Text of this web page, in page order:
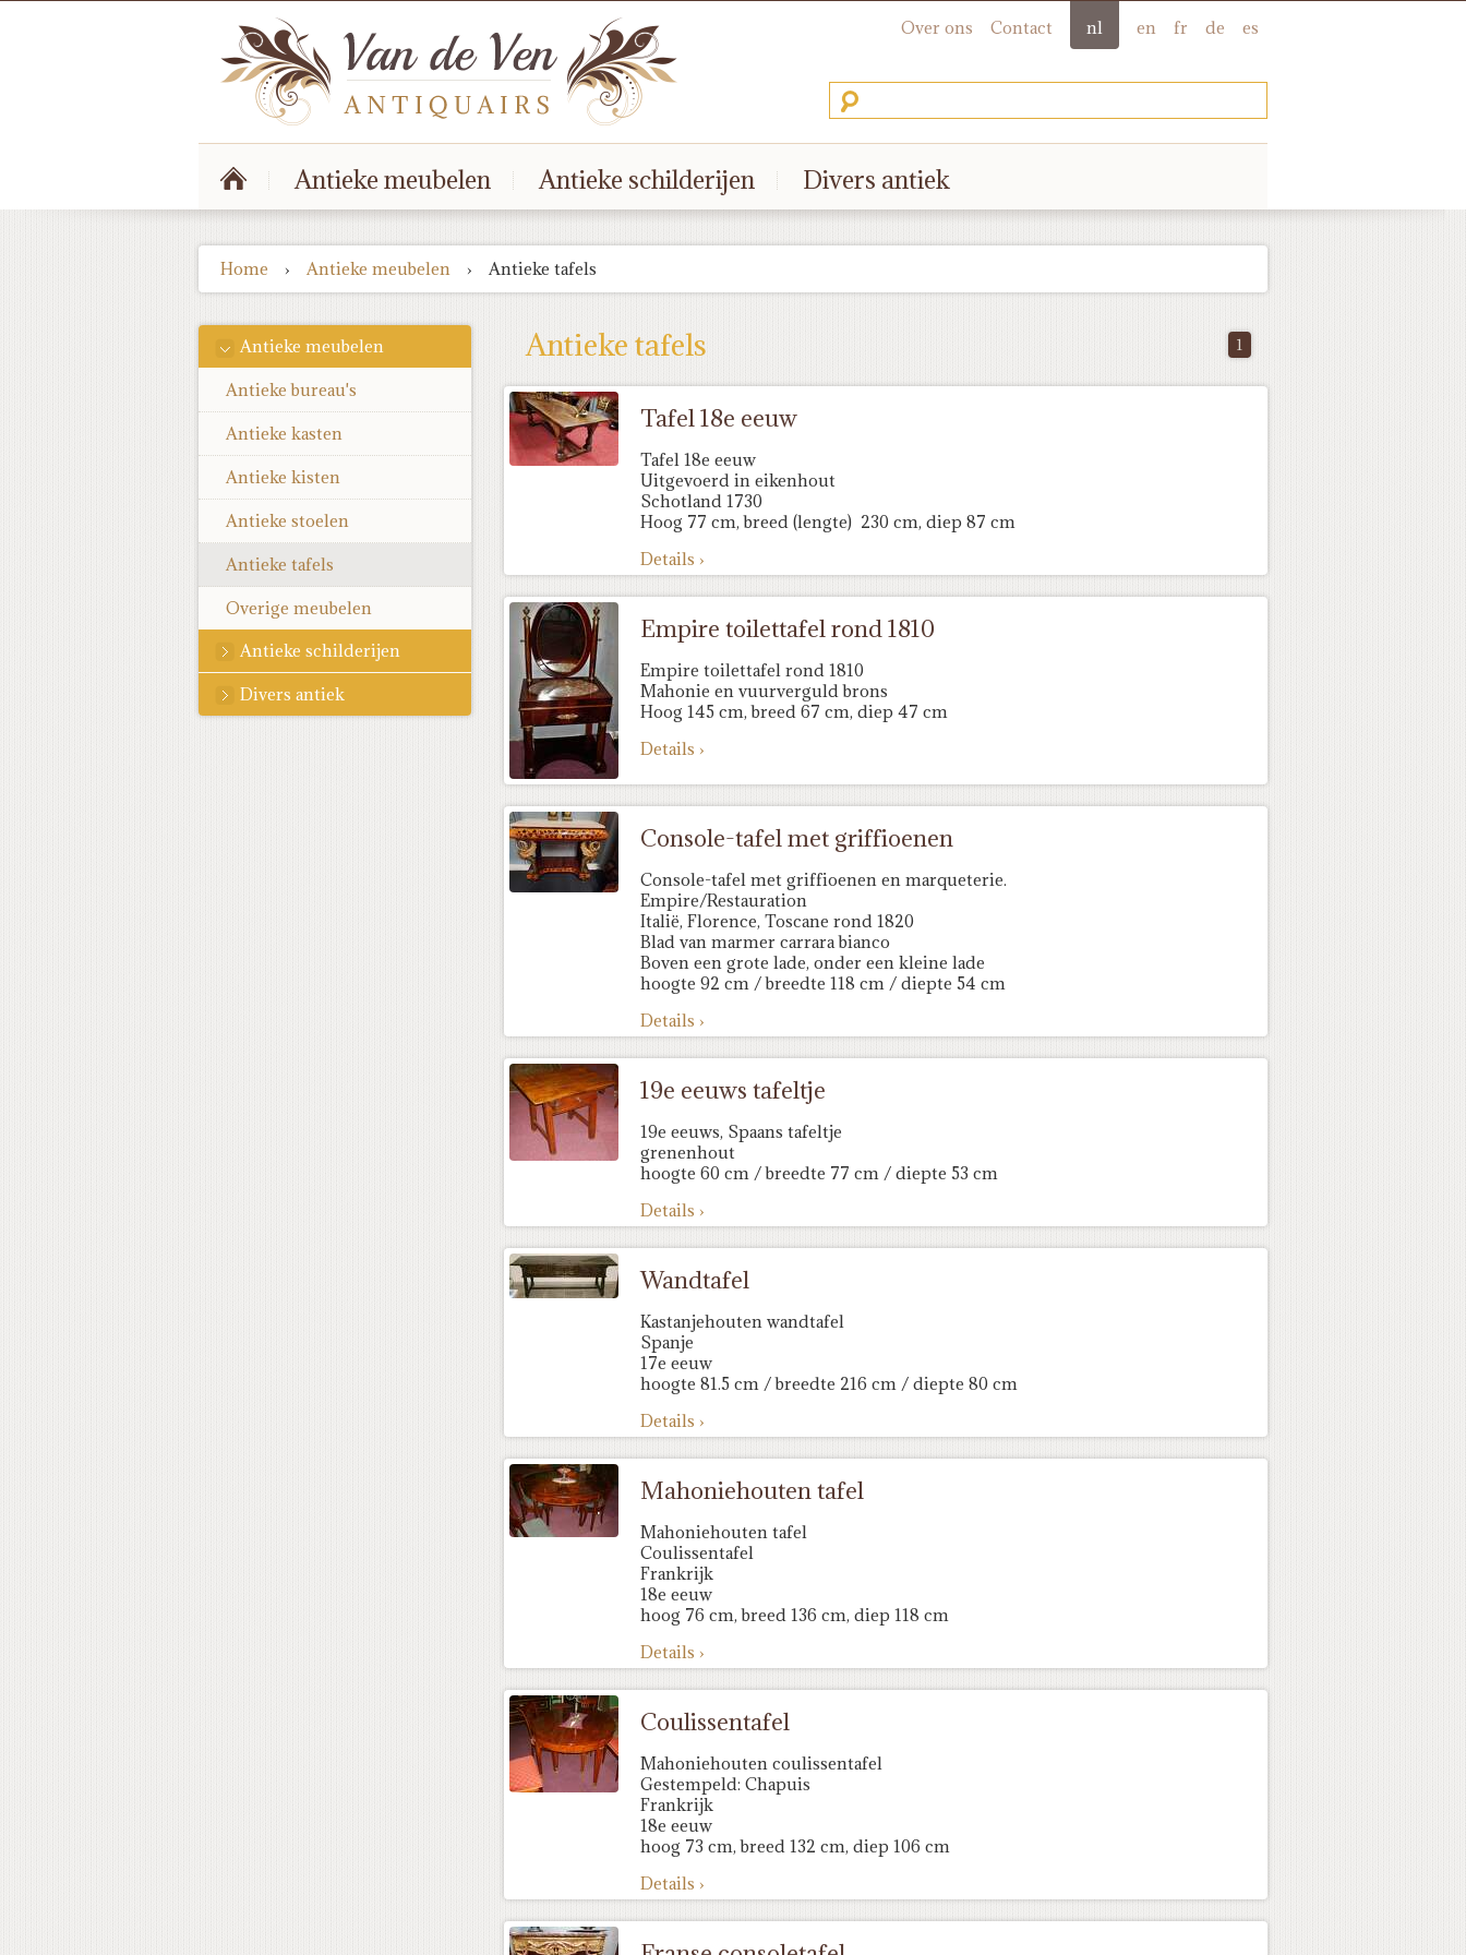
es
de
fr
en
nl
Contact
Over ons
Antieke meubelen Antieke schilderijen Divers antiek
Home › Antieke meubelen › Antieke tafels
Antieke meubelen
Antieke bureau's
Antieke kasten
Antieke kisten
Antieke stoelen
Antieke tafels
Overige meubelen
Antieke schilderijen
Divers antiek
Antieke tafels 1
Tafel 18e eeuw
Tafel 18e eeuw
Uitgevoerd in eikenhout
Schotland 1730
Hoog 77 cm, breed (lengte) 230 cm, diep 87 cm
Details ›
Empire toilettafel rond 1810
Empire toilettafel rond 1810
Mahonie en vuurverguld brons
Hoog 145 cm, breed 67 cm, diep 47 cm
Details ›
Console-tafel met griffioenen
Console-tafel met griffioenen en marqueterie.
Empire/Restauration
Italië, Florence, Toscane rond 1820
Blad van marmer carrara bianco
Boven een grote lade, onder een kleine lade
hoogte 92 cm / breedte 118 cm / diepte 54 cm
Details ›
19e eeuws tafeltje
19e eeuws, Spaans tafeltje
grenenhout
hoogte 60 cm / breedte 77 cm / diepte 53 cm
Details ›
Wandtafel
Kastanjehouten wandtafel
Spanje
17e eeuw
hoogte 81.5 cm / breedte 216 cm / diepte 80 cm
Details ›
Mahoniehouten tafel
Mahoniehouten tafel
Coulissentafel
Frankrijk
18e eeuw
hoog 76 cm, breed 136 cm, diep 118 cm
Details ›
Coulissentafel
Mahoniehouten coulissentafel
Gestempeld: Chapuis
Frankrijk
18e eeuw
hoog 73 cm, breed 132 cm, diep 106 cm
Details ›